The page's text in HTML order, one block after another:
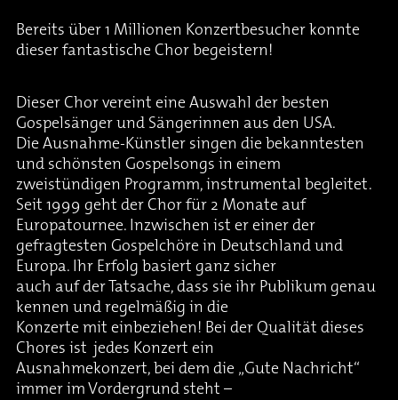
Bereits über 1 Millionen Konzertbesucher konnte
dieser fantastische Chor begeistern!
Dieser Chor vereint eine Auswahl der besten
Gospelsänger und Sängerinnen aus den USA.
Die Ausnahme-Künstler singen die bekanntesten
und schönsten Gospelsongs in einem
zweistündigen Programm, instrumental begleitet.
Seit 1999 geht der Chor für 2 Monate auf
Europatournee. Inzwischen ist er einer der
gefragtesten Gospelchöre in Deutschland und
Europa. Ihr Erfolg basiert ganz sicher
auch auf der Tatsache, dass sie ihr Publikum genau
kennen und regelmäßig in die
Konzerte mit einbeziehen! Bei der Qualität dieses
Chores ist jedes Konzert ein
Ausnahmekonzert, bei dem die „Gute Nachricht“
immer im Vordergrund steht –